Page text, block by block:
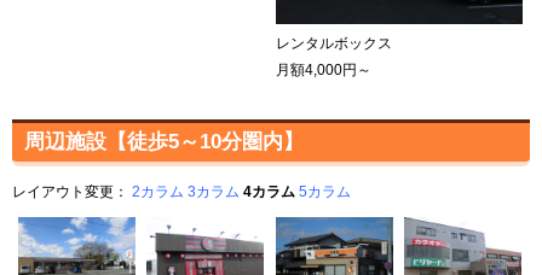
レンタルボックス
月額4,000円～
周辺施設【徒歩5～10分圏内】
レイアウト変更： 2カラム 3カラム 4カラム 5カラム